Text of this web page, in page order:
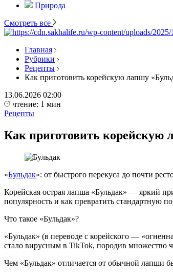
Природа
Смотреть все
Главная
Рубрики
Рецепты
Как приготовить корейскую лапшу
13.06.2026 02:00
чтение: 1 мин
Рецепты
Как приготовить корейскую
«Бульдак»: от быстрого перекуса до почти
Корейская острая лапша «Бульдак» — яркий
популярность и как превратить стандартную
Что такое «Бульдак»?
«Бульдак» (в переводе с корейского —
стало вирусным в TikTok, породив множество
Чем «Бульдак» отличается от обычной лапши